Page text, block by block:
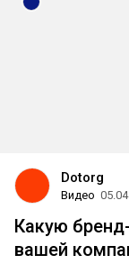
Dotorg
Видео
Какую
вашей